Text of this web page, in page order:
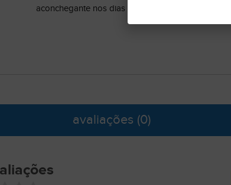
aconchegante nos dias mais frios.
avaliações (0)